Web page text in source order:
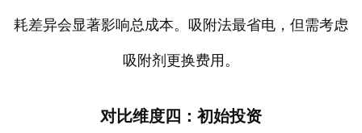
耗差异会显著影响总成本。吸附法最省电，但需考虑
吸附剂更换费用。
对比维度四：初始投资